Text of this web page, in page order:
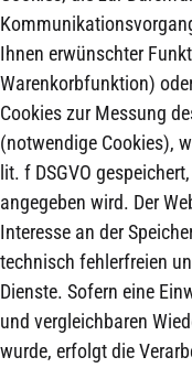
Ihnen erwünschter
Warenkorbfunktion)
Cookies zur Messung
(notwendige Cookies),
lit. f DSGVO
angegeben wird. Der
Interesse an der
technisch fehlerfreien
Dienste. Sofern eine
und vergleichbaren
wurde, erfolgt die